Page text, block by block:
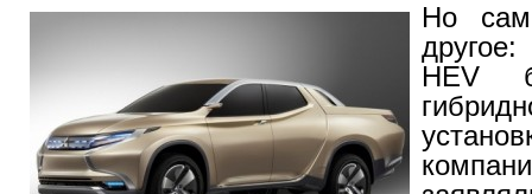
Но
HEV